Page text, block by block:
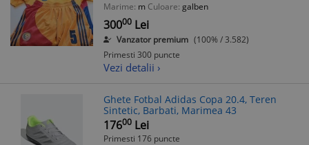
Marime: m Culoare: galben
30000 Lei
Vanzator premium (100% / 3.582)
Primesti 300 puncte
Vezi detalii ›
Ghete Fotbal Adidas Copa 20.4, Teren
Sintetic, Barbati, Marimea 43
17600 Lei
Primesti 176 puncte